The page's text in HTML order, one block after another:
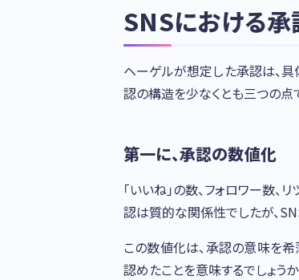
SNSにおける
ヘーゲルが想定した承認は、
認の構造を少なくとも三つの点
第一に、承認の数値化
「いいね」の数、フォロワー数、
認は質的な関係性でしたが、
この数値化は、承認の意味を希
認めたことを意味するでしょう